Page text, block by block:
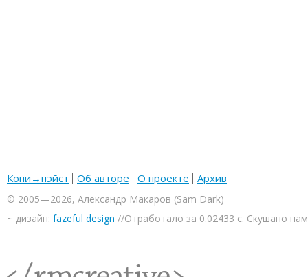
Копи→пэйст Об авторе О проекте Архив
© 2005—2026, Александр Макаров (Sam Dark)
~ дизайн: fazeful design //Отработало за 0.02433 с. Скушано
<rmcreative/>